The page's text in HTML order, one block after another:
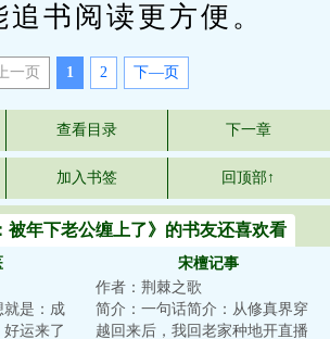
书阅读更方便。
一页 1 2 下—页
查看目录 下一章
加入书签 回顶部↑
被年下老公缠上了》的书友还喜欢看
就是：成
运来了
宋檀记事
作者：荆棘之歌
简介：一句话简介：从修真界穿
越回来后，我回老家种地开直播